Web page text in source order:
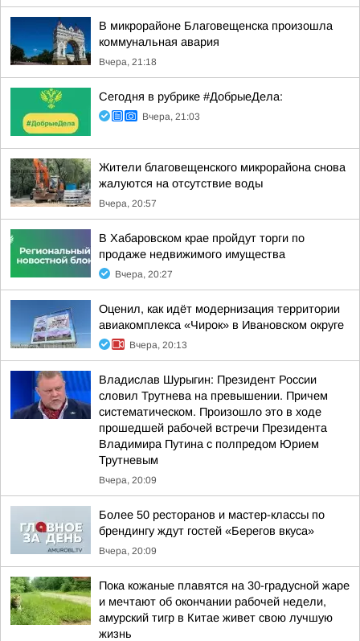
В микрорайоне Благовещенска произошла
коммунальная авария
Вчера, 21:18
Сегодня в рубрике #ДобрыеДела:
Вчера, 21:03
Жители благовещенского микрорайона снова
жалуются на отсутствие воды
Вчера, 20:57
В Хабаровском крае пройдут торги по
продаже недвижимого имущества
Вчера, 20:27
Оценил, как идёт модернизация территории
авиакомплекса «Чирок» в Ивановском округе
Вчера, 20:13
Владислав Шурыгин: Президент России
словил Трутнева на превышении. Причем
систематическом. Произошло это в ходе
прошедшей рабочей встречи Президента
Владимира Путина с полпредом Юрием
Трутневым
Вчера, 20:09
Более 50 ресторанов и мастер-классы по
брендингу ждут гостей «Берегов вкуса»
Вчера, 20:09
Пока кожаные плавятся на 30-градусной жаре
и мечтают об окончании рабочей недели,
амурский тигр в Китае живет свою лучшую
жизнь